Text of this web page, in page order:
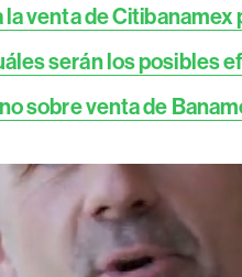
venta de
serán los posibles
sobre venta de